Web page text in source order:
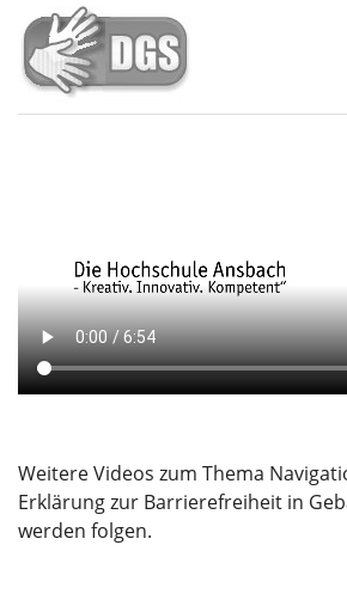
Weitere Videos zum Thema
Erklärung zur Barrierefreiheit in
werden folgen.